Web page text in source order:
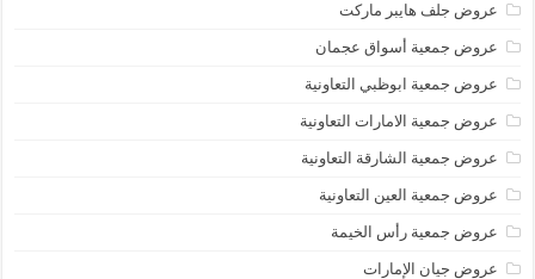
عروض جلف هايبر ماركت
عروض جمعية أسواق عجمان
عروض جمعية ابوظبي التعاونية
عروض جمعية الامارات التعاونية
عروض جمعية الشارقة التعاونية
عروض جمعية العين التعاونية
عروض جمعية رأس الخيمة
عروض جيان الإمارات